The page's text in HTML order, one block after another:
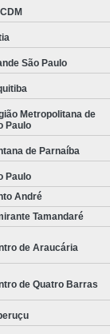
de
de
São Paulo
Metropolitana de
Paulo
de Parnaíba
Paulo
André
Tamandaré
de Araucária
de Quatro Barras